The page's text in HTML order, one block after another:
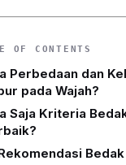
OF CONTENTS
Perbedaan dan
pada Wajah?
Saja Kriteria